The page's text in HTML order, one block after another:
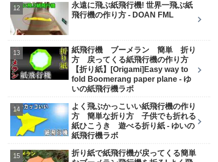
永遠に飛ぶ紙飛行機! 世界一飛ぶ紙
飛行機の作り方 - DOAN FML
紙飛行機 ブーメラン 簡単 折り
方 戻ってくる紙飛行機の作り方
【折り紙】[Origami]Easy way to
fold Boomerang paper plane - ゆ
いの紙飛行機ラボ
よく飛ぶかっこいい紙飛行機の作り
方 簡単な折り方 子供でも折れる
紙ひこうき 遊べる折り紙 - ゆいの
紙飛行機ラボ
折り紙で紙飛行機が戻ってくる簡単